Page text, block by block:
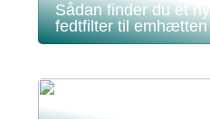
Sådan finder du et
fedtfilter til emhætten